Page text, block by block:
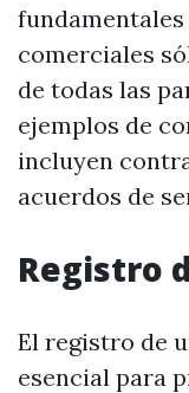
comerciales
de todas las
ejemplos de
incluyen
acuerdos de
Registro
El registro de
esencial para